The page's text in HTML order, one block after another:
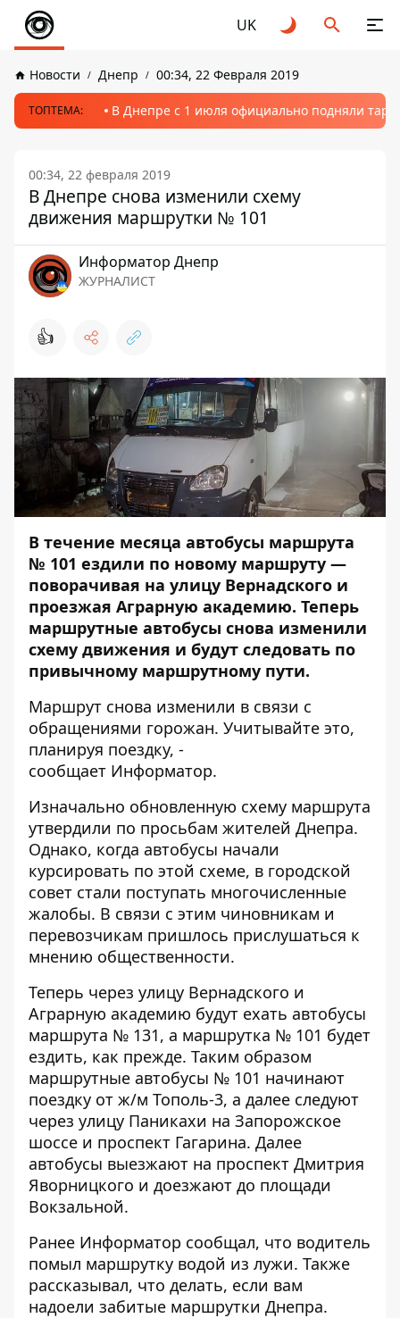
UK
Новости Днепр 00:34, 22 Февраля 2019
ТОПТЕМА: В Днепре с 1 июля официально подняли
00:34, 22 февраля 2019
В Днепре снова изменили схему
движения маршрутки № 101
Информатор Днепр
ЖУРНАЛИСТ
👍
В течение месяца автобусы маршрута
№ 101 ездили по новому маршруту —
поворачивая на улицу Вернадского и
проезжая Аграрную академию. Теперь
маршрутные автобусы снова изменили
схему движения и будут следовать по
привычному маршрутному пути.
Маршрут снова изменили в связи с
обращениями горожан. Учитывайте это,
планируя поездку, -
сообщает Информатор.
Изначально обновленную схему маршрута
утвердили по просьбам жителей Днепра.
Однако, когда автобусы начали
курсировать по этой схеме, в городской
совет стали поступать многочисленные
жалобы. В связи с этим чиновникам и
перевозчикам пришлось прислушаться к
мнению общественности.
Теперь через улицу Вернадского и
Аграрную академию будут ехать автобусы
маршрута № 131, а маршрутка № 101 будет
ездить, как прежде. Таким образом
маршрутные автобусы № 101 начинают
поездку от ж/м Тополь-3, а далее следуют
через улицу Паникахи на Запорожское
шоссе и проспект Гагарина. Далее
автобусы выезжают на проспект Дмитрия
Яворницкого и доезжают до площади
Вокзальной.
Ранее Информатор сообщал, что водитель
помыл маршрутку водой из лужи. Также
рассказывал, что делать, если вам
надоели забитые маршрутки Днепра.